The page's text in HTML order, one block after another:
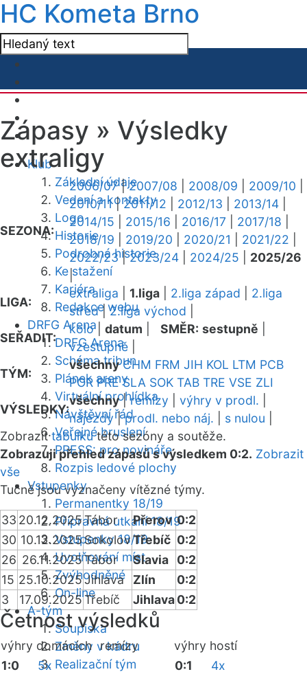
HC Kometa Brno
Klub
Základní údaje
Vedení a kontakty
Logo
Historie
Podrobná historie
Ke stažení
Kariéra
Redakce webu
DRFG Arena
DRFG Arena
Schéma tribun
Plánek areny
Virtuální prohlídka
Návštěvní řád
Veřejné bruslení
PRESS: pro novináře
Rozpis ledové plochy
Vstupenky
Permanentky 18/19
Přípravná utkání 18/19
Vstupenky 18/19
Uvolňování míst
Zvýhodněné
On-line
A-tým
Soupiska
Změny v kádru
Realizační tým
Zápasy » Výsledky
extraligy
SEZONA:
2006/07|2007/08 2008/09 2009/10
2010/11|2011/12 2012/13 2013/14
2014/15
2015/16 2016/17 2017/18
2018/19
2019/20 2020/21 2021/22
2022/23|2023/24 2024/25
2025/26
|
LIGA:
extraliga 1.liga 2.liga západ
2.liga
střed|2.liga východ
SEŘADIT:
kolo| datum SMĚR: sestupně
vzestupně
TÝM:
všechny CHM FRM JIH KOL LTM PCB
POR PRE SLA SOK TAB TRE VSE ZLI
VÝSLEDKY:
všechny|remízy výhry v prodl.
nájezdy|prodl. nebo náj. s nulou
Zobrazittabulkutéto sezóny a soutěže.
Zobrazuji přehled zápasů s výsledkem 0:2. Zobrazit
vše
Tučně jsou vyznačeny vítězné týmy.
33 20.12.2025Tábor Přerov 0:2
30 10.12.2025SokolovTřebíč 0:2
26 26.11.2025Tábor Slavia
0:2
15 25.10.2025Jihlava Zlín
0:2
3
17.09.2025Třebíč Jihlava0:2
Četnost výsledků
výhry domácíchremízy výhry hostí
1:0
5x
0:1
4x